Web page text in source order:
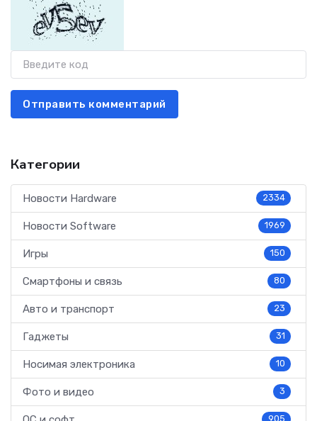
Отправить комментарий
Категории
Новости Hardware 2334
Новости Software 1969
Игры 150
Смартфоны и связь 80
Авто и транспорт 23
Гаджеты 31
Носимая электроника 10
Фото и видео 3